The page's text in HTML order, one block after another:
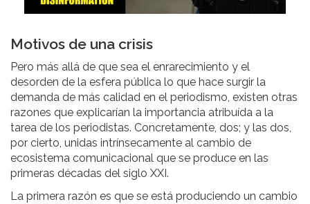
Motivos de una crisis
Pero más allá de que sea el enrarecimiento y el
desorden de la esfera pública lo que hace surgir la
demanda de más calidad en el periodismo, existen otras
razones que explicarían la importancia atribuída a la
tarea de los periodistas. Concretamente, dos; y las dos,
por cierto, unidas intrínsecamente al cambio de
ecosistema comunicacional que se produce en las
primeras décadas del siglo XXI.
La primera razón es que se está produciendo un cambio